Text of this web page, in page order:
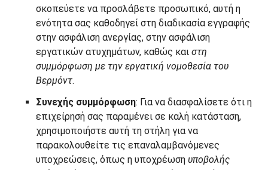
σκοπεύετε να προσλάβετε προσωπικό, αυτή η
ενότητα σας καθοδηγεί στη διαδικασία εγγραφής
στην ασφάλιση ανεργίας, στην ασφάλιση
εργατικών ατυχημάτων, καθώς και στη
συμμόρφωση με την εργατική νομοθεσία του
Βερμόντ.
Συνεχής συμμόρφωση: Για να διασφαλίσετε ότι η
επιχείρησή σας παραμένει σε καλή κατάσταση,
χρησιμοποιήστε αυτή τη στήλη για να
παρακολουθείτε τις επαναλαμβανόμενες
υποχρεώσεις, όπως η υποχρέωση υποβολής